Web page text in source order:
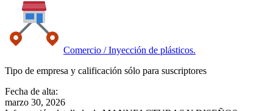
Comercio / Inyección de plásticos.
Tipo de empresa y calificación sólo para suscriptores
Fecha de alta:
marzo 30, 2026